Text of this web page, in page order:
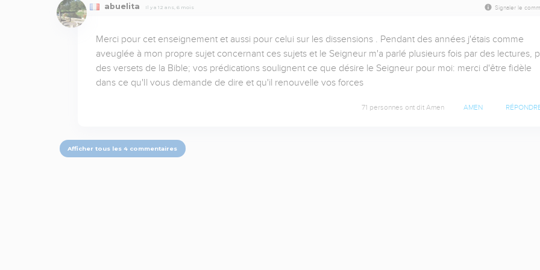
abuelita Il y a 12 ans, 6 mois Signaler le
Merci pour cet enseignement et aussi pour celui sur les dissensions . Pendant des années j'étais comme
aveuglée à mon propre sujet concernant ces sujets et le Seigneur m'a parlé plusieurs fois par des lectures,
des versets de la Bible; vos prédications soulignent ce que désire le Seigneur pour moi: merci d'être fidèle
dans ce qu'Il vous demande de dire et qu'il renouvelle vos forces
71 personnes ont dit Amen AMEN
Afficher tous les 4 commentaires